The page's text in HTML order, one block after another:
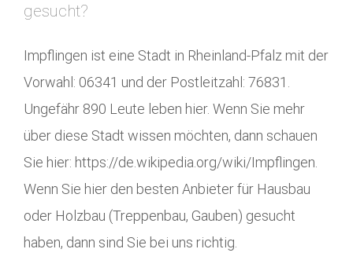
gesucht?
Impflingen ist eine Stadt in Rheinland-Pfalz mit der
Vorwahl: 06341 und der Postleitzahl: 76831.
Ungefähr 890 Leute leben hier. Wenn Sie mehr
über diese Stadt wissen möchten, dann schauen
Sie hier: https://de.wikipedia.org/wiki/Impflingen.
Wenn Sie hier den besten Anbieter für Hausbau
oder Holzbau (Treppenbau, Gauben) gesucht
haben, dann sind Sie bei uns richtig.